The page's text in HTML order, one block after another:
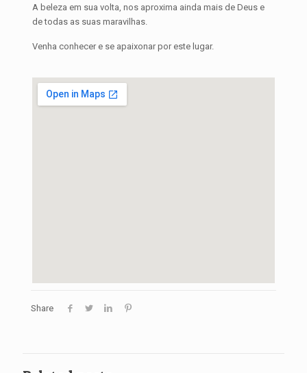
A beleza em sua volta, nos aproxima ainda mais de Deus e
de todas as suas maravilhas.
Venha conhecer e se apaixonar por este lugar.
Share